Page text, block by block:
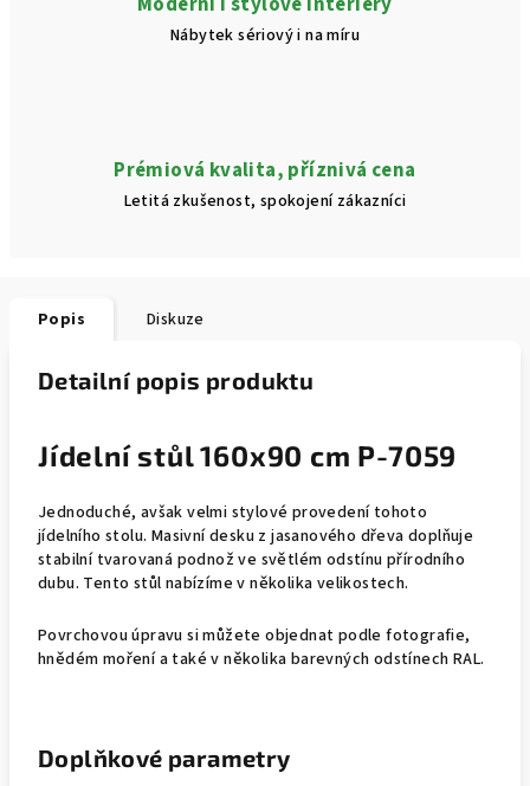
Nábytek sériový i na míru
Prémiová kvalita, příznivá cena
Letitá zkušenost, spokojení zákazníci
Popis Diskuze
Detailní popis produktu
Jídelní stůl 160x90 cm P-7059
Jednoduché, avšak velmi stylové provedení tohoto
jídelního stolu. Masivní desku z jasanového dřeva doplňuje
stabilní tvarovaná podnož ve světlém odstínu přírodního
dubu. Tento stůl nabízíme v několika velikostech.
Povrchovou úpravu si můžete objednat podle fotografie,
hnědém moření a také v několika barevných odstínech RAL.
Doplňkové parametry